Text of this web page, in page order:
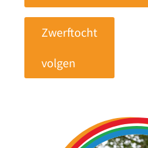
Zwerftocht
volgen